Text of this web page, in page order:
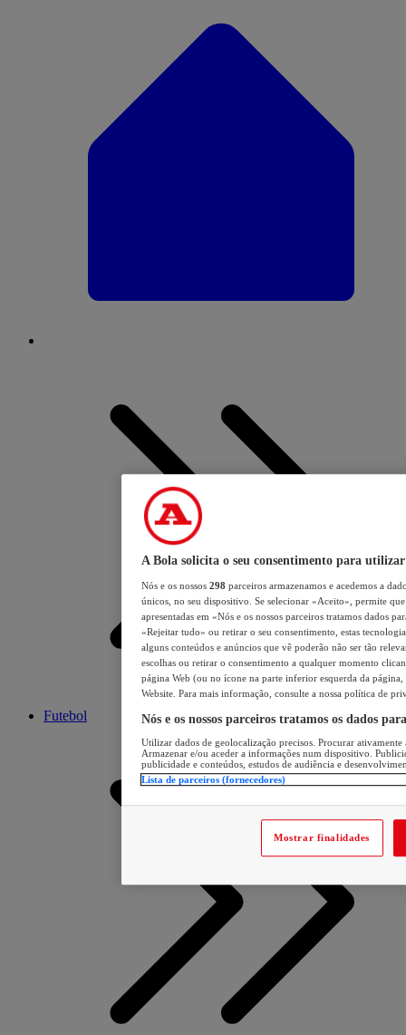
Futebol
A Bola solicita o seu consentimento para utilizar
Nós e os nossos 298 parceiros armazenamos e acedemos a
únicos, no seu dispositivo. Se selecionar «Aceito», permite
apresentadas em «Nós e os nossos parceiros tratamos dados
«Rejeitar tudo» ou retirar o seu consentimento, estas
alguns conteúdos e anúncios que vê poderão não ser tão
escolhas ou retirar o consentimento a qualquer momento
página Web (ou no ícone na parte inferior esquerda da página,
Website. Para mais informação, consulte a nossa política de
Nós e os nossos parceiros tratamos os dados
Utilizar dados de geolocalização precisos. Procurar
Armazenar e/ou aceder a informações num dispositivo.
publicidade e conteúdos, estudos de audiência e
Lista de parceiros (fornecedores)
Mostrar finalidades